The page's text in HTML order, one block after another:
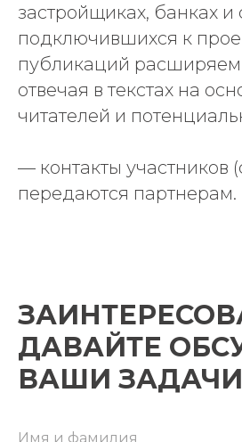
застройщиках, банках и
подключившихся к
публикаций
отвечая в текстах на
читателей и
— контакты участников
передаются партнерам.
ДАВАЙТЕ
ВАШИ ЗАДАЧИ
Адрес Centre digital &
г. Ижевск, улица
дом 4 «Б».
Телефон:+7 (3412) 945-000.
Электронная почта:
hello@cdm.team
Политика в отношении обработки
персональных данных
© ООО «Центр ДМ», ОГРН
1111840008675, ИНН 1840001890